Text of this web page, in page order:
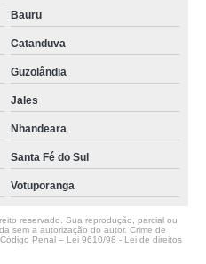
Bauru
Catanduva
Guzolândia
Jales
Nhandeara
Santa Fé do Sul
Votuporanga
reservado. Sua reprodução, parcial ou
sem a autorização do autor. Crime de
Penal – Lei 9610/98 - Lei de direitos